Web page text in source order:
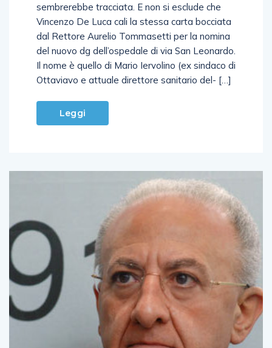
sembrerebbe tracciata. E non si esclude che
Vincenzo De Luca cali la stessa carta bocciata
dal Rettore Aurelio Tommasetti per la nomina
del nuovo dg dell’ospedale di via San Leonardo.
Il nome è quello di Mario Iervolino (ex sindaco di
Ottaviavo e attuale direttore sanitario del- […]
Leggi